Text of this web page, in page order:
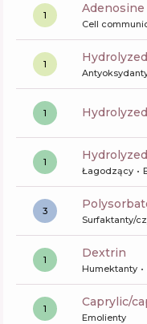
1 Adenosine
Cell
1
1
1
Łagodzący
3
Surfaktanty/
1 dextrin
Humektanty
1 caprylic/
Emolienty